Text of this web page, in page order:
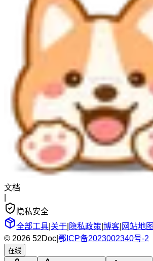
文档
隐私安全
全部工具 关于 隐私政策 博客 网站地图
© 2026 52Doc 鄂ICP备2023002340号-2
在线